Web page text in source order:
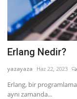
Erlang Nedir?
yazayaza Haz 22, 2023
Erlang, bir
aynı zamanda...